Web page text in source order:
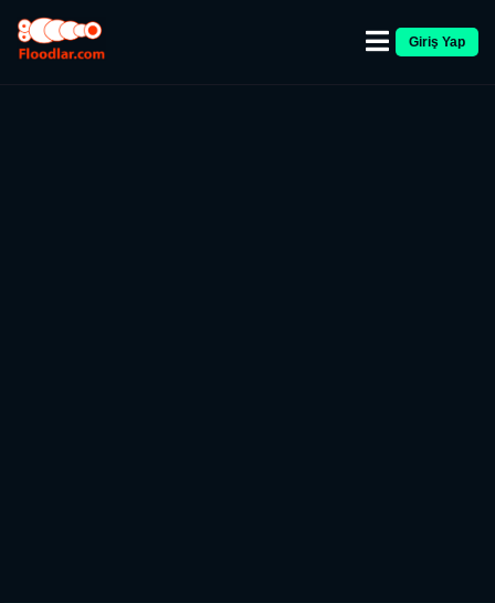
Giriş Yap